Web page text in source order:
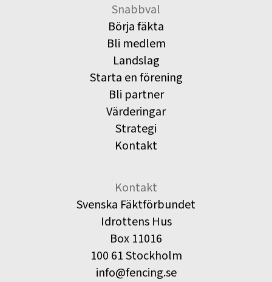
Snabbval
Börja fäkta
Bli medlem
Landslag
Starta en förening
Bli partner
Värderingar
Strategi
Kontakt
Kontakt
Svenska Fäktförbundet
Idrottens Hus
Box 11016
100 61 Stockholm
info@fencing.se